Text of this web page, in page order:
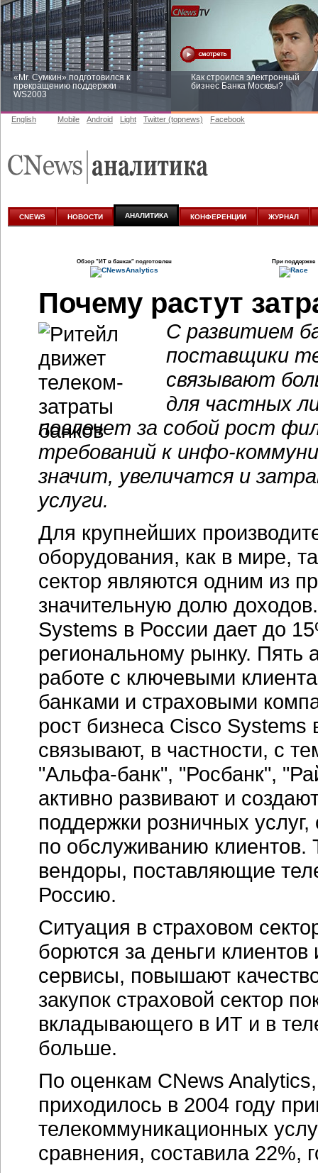
«Mr. Сумкин» подготовился к
прекращению поддержки
WS2003
Как строился электронный
бизнес Банка Москвы?
аналитике
English Mobile Android Light Twitter (topnews) Facebook
CNEWS НОВОСТИ АНАЛИТИКА КОНФЕРЕНЦИИ ЖУРНАЛ
Обзор "ИТ в банках"подготовлен При поддержке
Почему растут
С развитием
поставщики
связывают
для частных
повлечет за собой рост
требований к инфо-
значит, увеличатся и
услуги.
Для крупнейших
оборудования, как в мире,
сектор являются одним из
значительную долю
Systems в России дает до
региональному рынку.
работе с ключевыми
банками и страховыми
рост бизнеса Cisco
связывают, в частности, с
"Альфа-банк", "Росбанк",
активно развивают и
поддержки розничных
по обслуживанию
вендоры, поставляющие
Россию.
Ситуация в страховом
борются за деньги клиентов
сервисы, повышают
закупок страховой сектор
вкладывающего в ИТ и в
больше.
По оценкам CNews
приходилось в 2004 году
телекоммуникационных
сравнения, составила 22%,